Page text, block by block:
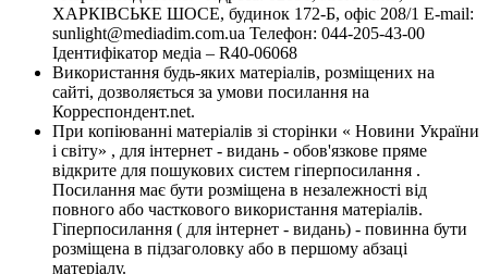
ХАРКІВСЬКЕ ШОСЕ, будинок 172-Б, офіс 208/1 E-mail:
sunlight@mediadim.com.ua Телефон: 044-205-43-00
Ідентифікатор медіа – R40-06068
Використання будь-яких матеріалів, розміщених на
сайті, дозволяється за умови посилання на
Корреспондент.net.
При копіюванні матеріалів зі сторінки « Новини України
і світу» , для інтернет - видань - обов'язкове пряме
відкрите для пошукових систем гіперпосилання .
Посилання має бути розміщена в незалежності від
повного або часткового використання матеріалів.
Гіперпосилання ( для інтернет - видань) - повинна бути
розміщена в підзаголовку або в першому абзаці
матеріалу.